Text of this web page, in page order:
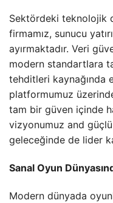
Sektördeki teknolojik
firmamız, sunucu
ayırmaktadır. Veri
modern standartlara
tehditleri kaynağında
platformumuz
tam bir güven içinde
vizyonumuz and
geleceğinde de lider
Sanal Oyun
Modern dünyada